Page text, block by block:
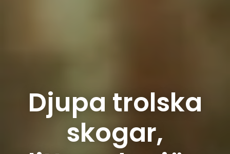
Djupa trolska
skogar,